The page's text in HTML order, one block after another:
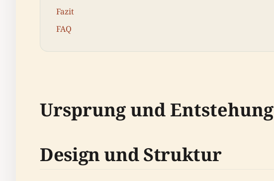
Fazit
FAQ
Ursprung und Entstehung
Design und Struktur